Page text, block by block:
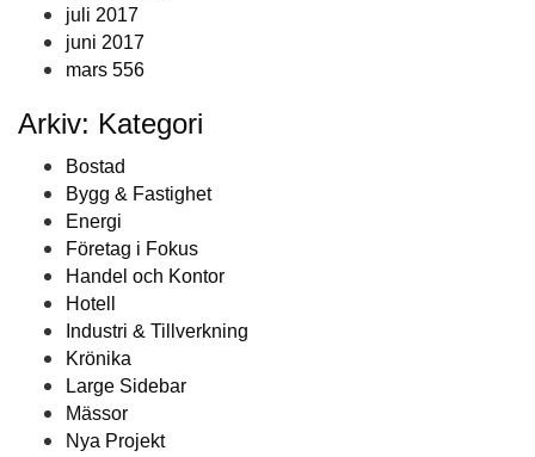
juli 2017
juni 2017
mars 556
Arkiv: Kategori
Bostad
Bygg & Fastighet
Energi
Företag i Fokus
Handel och Kontor
Hotell
Industri & Tillverkning
Krönika
Large Sidebar
Mässor
Nya Projekt